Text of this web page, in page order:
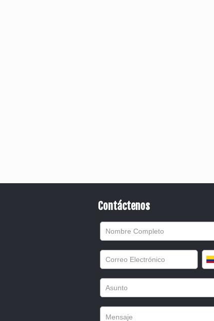
Contáctenos